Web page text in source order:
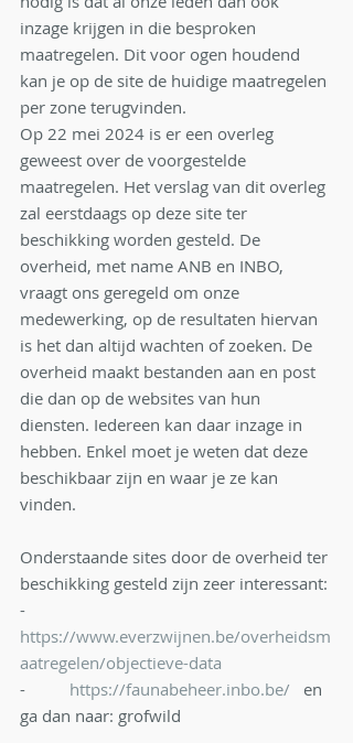
inzage krijgen in die besproken
maatregelen. Dit voor ogen houdend
kan je op de site de huidige maatregelen
per zone terugvinden.
Op 22 mei 2024 is er een overleg
geweest over de voorgestelde
maatregelen. Het verslag van dit overleg
zal eerstdaags op deze site ter
beschikking worden gesteld. De
overheid, met name ANB en INBO,
vraagt ons geregeld om onze
medewerking, op de resultaten hiervan
is het dan altijd wachten of zoeken. De
overheid maakt bestanden aan en post
die dan op de websites van hun
diensten. Iedereen kan daar inzage in
hebben. Enkel moet je weten dat deze
beschikbaar zijn en waar je ze kan
vinden.
Onderstaande sites door de overheid ter
beschikking gesteld zijn zeer interessant:
-
https://www.everzwijnen.be/overheidsm
aatregelen/objectieve-data
- https://faunabeheer.inbo.be/ en
ga dan naar: grofwild